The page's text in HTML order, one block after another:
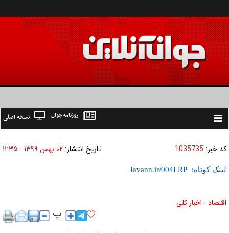
Toggle
نسخه اصلی روزنامه جوان
کد خبر: 1035735 تاریخ انتشار: ۰۲ بهمن ۱۳۹۹ - ۱۱:۳۵
لینک کوتاه:
اقتصاد » اخبار کلی